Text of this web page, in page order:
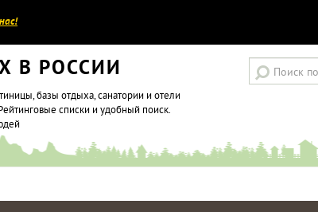
В РОССИИ
базы отдыха, санатории и отели
списки и удобный поиск.